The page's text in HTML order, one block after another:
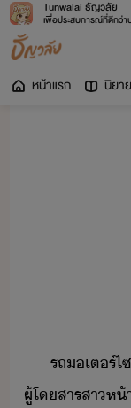
Tunwalai ธัญวลัย
เพื่อประสบการณ์ที่ดีกว่
หน้าแรก นิยาย
รถ​เตร์​
ผู้โสาร​สา​ห